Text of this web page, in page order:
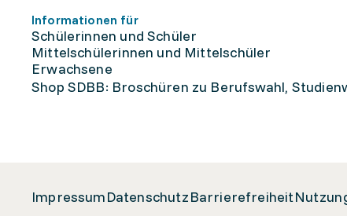
Informationen für
Schülerinnen und Schüler
Mittelschülerinnen und Mittelschüler
Erwachsene
Shop SDBB: Broschüren zu Berufswahl,
ImpressumDatenschutzBarrierefreiheit